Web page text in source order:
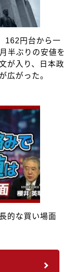
162円台から一
半ぶりの安値を
が入り、日本政
広がった。
的な買い場面